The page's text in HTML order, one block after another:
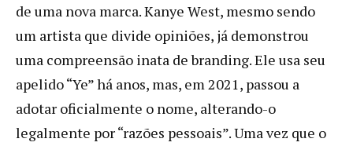
de uma nova marca. Kanye West, mesmo sendo
um artista que divide opiniões, já demonstrou
uma compreensão inata de branding. Ele usa seu
apelido “Ye” há anos, mas, em 2021, passou a
adotar oficialmente o nome, alterando-o
legalmente por “razões pessoais”. Uma vez que o